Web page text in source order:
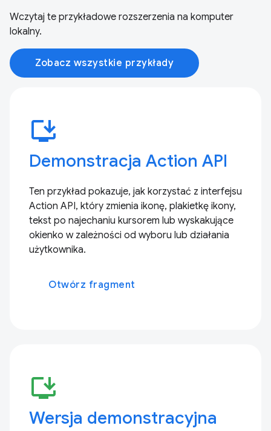
Wczytaj te przykładowe rozszerzenia na komputer
lokalny.
Zobacz wszystkie przykłady
install_desktop
Demonstracja Action API
Ten przykład pokazuje, jak korzystać z interfejsu
Action API, który zmienia ikonę, plakietkę ikony,
tekst po najechaniu kursorem lub wyskakujące
okienko w zależności od wyboru lub działania
użytkownika.
Otwórz fragment
install_desktop
Wersja demonstracyjna